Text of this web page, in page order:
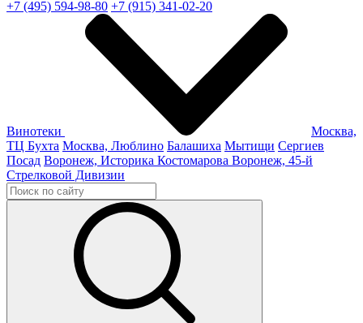
+7 (495) 594-98-80 +7 (915) 341-02-20
Винотеки
Москва,
ТЦ Бухта Москва, Люблино Балашиха Мытищи Сергиев
Посад Воронеж, Историка Костомарова Воронеж, 45-й
Стрелковой Дивизии